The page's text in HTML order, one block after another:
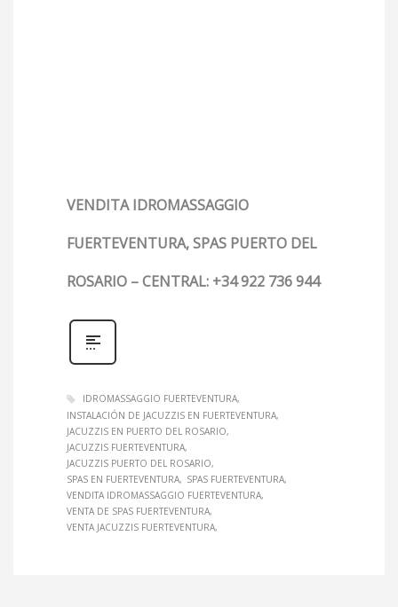
VENDITA IDROMASSAGGIO
FUERTEVENTURA, SPAS PUERTO DEL
ROSARIO – CENTRAL: +34 922 736 944
IDROMASSAGGIO FUERTEVENTURA
INSTALACIÓN DE JACUZZIS EN FUERTEVENTURA
JACUZZIS EN PUERTO DEL ROSARIO
JACUZZIS FUERTEVENTURA
JACUZZIS PUERTO DEL ROSARIO
SPAS EN FUERTEVENTURA
SPAS FUERTEVENTURA
VENDITA IDROMASSAGGIO FUERTEVENTURA
VENTA DE SPAS FUERTEVENTURA
VENTA JACUZZIS FUERTEVENTURA